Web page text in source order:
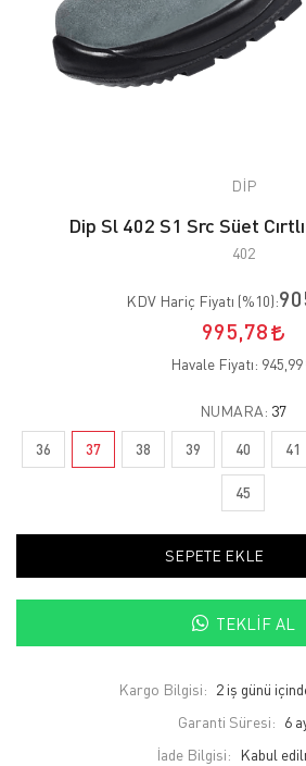
DİP
Dip Sl 402 S1 Src Süet
402
KDV Hariç Fiyatı (%10):
995,78
Havale Fiyatı: 945,99
NUMARA: 37
36 37 38 39 40 41
45
SEPETE EKLE
TEKLIF AL
Kargo Bilgisi: 2 iş günü
Garanti Süresi: 6
İade Bilgisi: